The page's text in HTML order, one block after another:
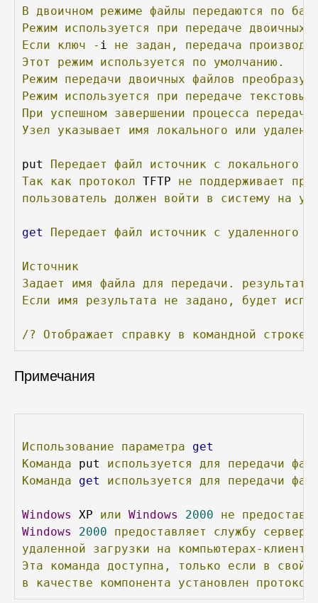
В
двоичном режиме файлы передаются по
Режим используется при передаче двоичных
Если
ключ - i не задан, передача
Этот
режим используется по
умолчанию.
Режим передачи двоичных файлов
Режим используется при передаче
текстовых
При
успешном завершении процесса
передачи
Узел
указывает имя локального или
put Передает файл источник с локального
Так
как протокол TFTP не поддерживает
пользователь
должен войти в систему на
get Передает файл источник с удаленного
Источник
Задает
имя файла для передачи. результат
Если
имя результата не задано, будет
/? Отображает справку в командной строке.
Примечания
Использование параметра
get
Команда put используется для передачи
Команда
get используется для передачи
Windows XP или Windows 2000 не
Windows
2000 предоставляет службу сервера
удаленной
загрузки на
компьютерах-
Эта
команда доступна, только если в
в
качестве компонента установлен протокол